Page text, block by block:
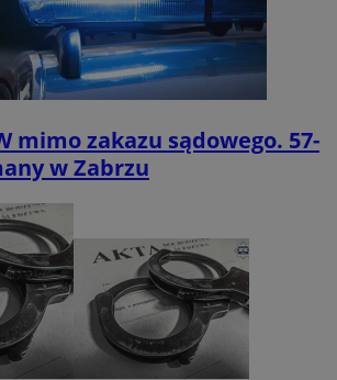
mimo zakazu sądowego. 57-
w Zabrzu